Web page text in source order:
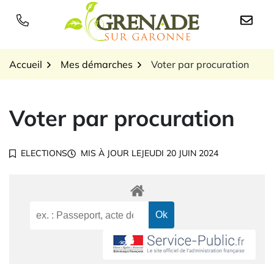
Logo Grenade sur
Accueil Mes démarches Voter par procuration
Voter par procuration
ELECTIONS MIS À JOUR LEJEUDI 20 JUIN 2024